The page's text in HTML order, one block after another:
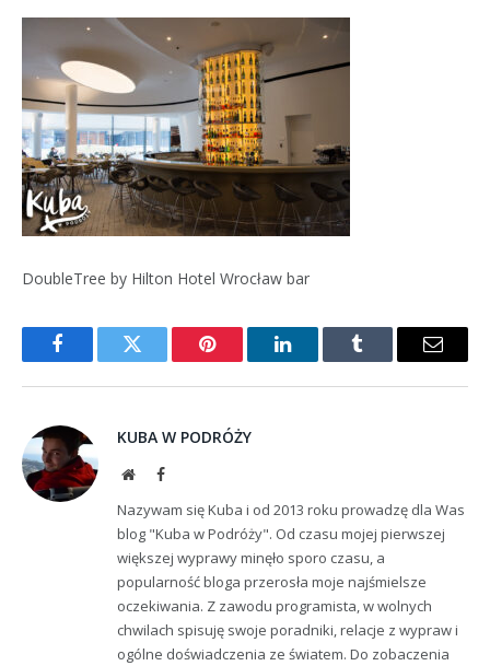
DoubleTree by Hilton Hotel Wrocław bar
FacebookTwitter Pinterest LinkedInTumblr Email
KUBA W PODRÓŻY
WebsiteFacebook
Nazywam się Kuba i od 2013 roku prowadzę dla Was
blog "Kuba w Podróży". Od czasu mojej pierwszej
większej wyprawy minęło sporo czasu, a
popularność bloga przerosła moje najśmielsze
oczekiwania. Z zawodu programista, w wolnych
chwilach spisuję swoje poradniki, relacje z wypraw i
ogólne doświadczenia ze światem. Do zobaczenia